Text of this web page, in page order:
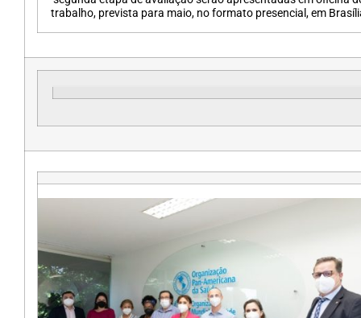
trabalho, prevista para maio, no formato presencial, em